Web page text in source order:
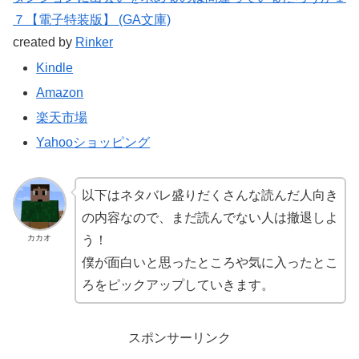
７【電子特装版】 (GA文庫)
created by Rinker
Kindle
Amazon
楽天市場
Yahooショッピング
カカオ
以下はネタバレ盛りだくさんな読んだ人向き
の内容なので、まだ読んでない人は撤退しよ
う！
僕が面白いと思ったところや気に入ったとこ
ろをピックアップしていきます。
スポンサーリンク